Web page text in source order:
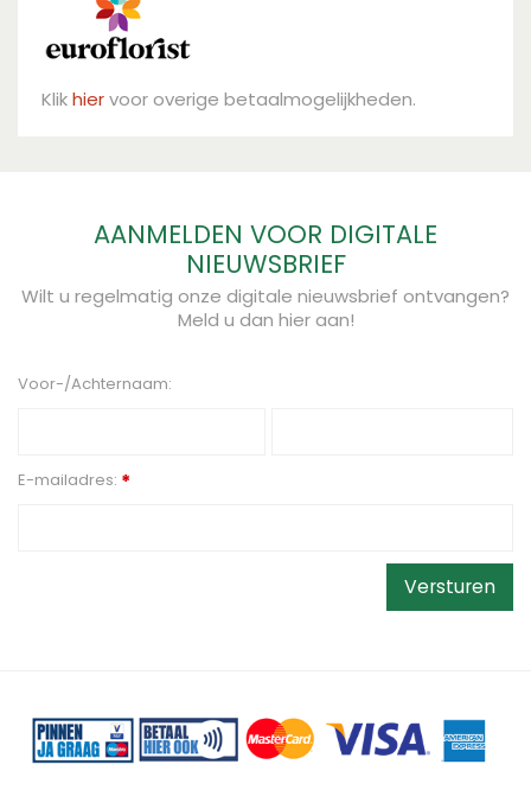
Klikhiervoor overige betaalmogelijkheden.
AANMELDEN VOOR DIGITALE
NIEUWSBRIEF
Wilt u regelmatig onze digitale nieuwsbrief ontvangen?
Meld u dan hier aan!
Voor-/Achternaam:
E-mailadres: *